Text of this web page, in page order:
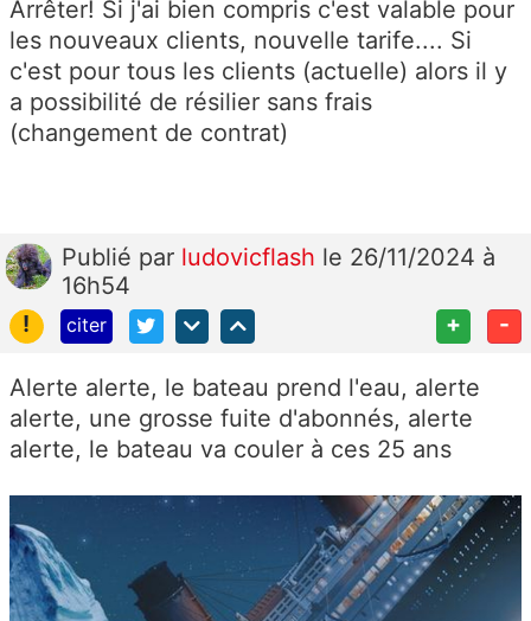
Arrêter! Si j'ai bien compris c'est valable pour
les nouveaux clients, nouvelle tarife.... Si
c'est pour tous les clients (actuelle) alors il y
a possibilité de résilier sans frais
(changement de contrat)
Publié par ludovicflash le 26/11/2024 à
16h54
!
citer + -
Alerte alerte, le bateau prend l'eau, alerte
alerte, une grosse fuite d'abonnés, alerte
alerte, le bateau va couler à ces 25 ans